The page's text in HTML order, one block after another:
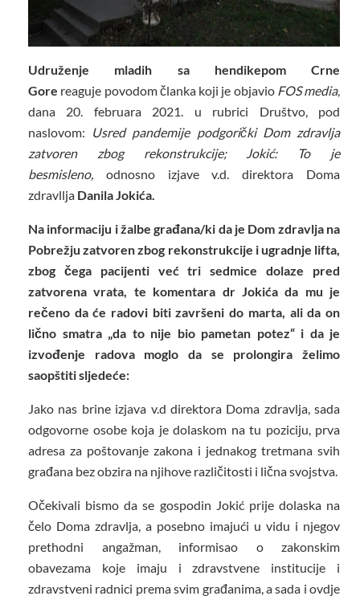
Udruženje mladih sa hendikepom Crne
Gore reaguje povodom članka koji je objavio FOS media,
dana 20. februara 2021. u rubrici Društvo, pod
naslovom: Usred pandemije podgorički Dom zdravlja
zatvoren zbog rekonstrukcije; Jokić: To je
besmisleno, odnosno izjave v.d. direktora Doma
zdravllja Danila Jokića.
Na informaciju i žalbe građana/ki da je Dom zdravlja na
Pobrežju zatvoren zbog rekonstrukcije i ugradnje lifta,
zbog čega pacijenti već tri sedmice dolaze pred
zatvorena vrata, te komentara dr Jokića da mu je
rečeno da će radovi biti završeni do marta, ali da on
lično smatra „da to nije bio pametan potez“ i da je
izvođenje radova moglo da se prolongira želimo
saopštiti sljedeće:
Jako nas brine izjava v.d direktora Doma zdravlja, sada
odgovorne osobe koja je dolaskom na tu poziciju, prva
adresa za poštovanje zakona i jednakog tretmana svih
građana bez obzira na njihove različitosti i lična svojstva.
Očekivali bismo da se gospodin Jokić prije dolaska na
čelo Doma zdravlja, a posebno imajući u vidu i njegov
prethodni angažman, informisao o zakonskim
obavezama koje imaju i zdravstvene institucije i
zdravstveni radnici prema svim građanima, a sada i ovdje